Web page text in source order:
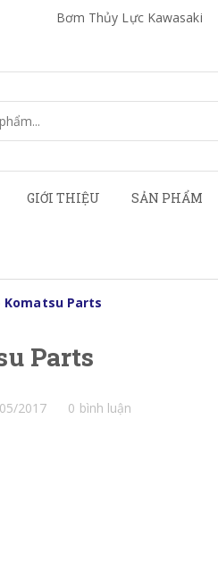
Bơm Thủy Lực Kawasaki
GIỚI THIỆU SẢN PHẨM
Komatsu Parts
Parts
2017 0 bình luận